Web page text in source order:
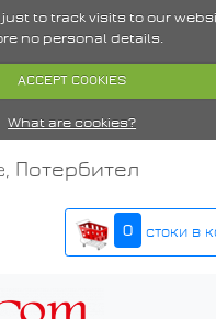
just to track visits to our
no personal details.
ACCEPT COOKIES
What are cookies?
Потербител
0 стоки в